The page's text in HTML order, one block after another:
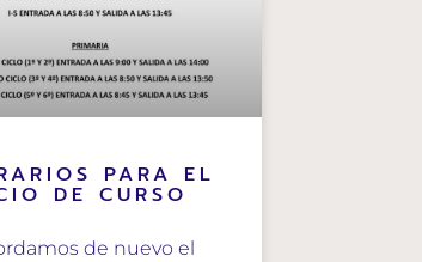
PARA EL
DE CURSO
de nuevo el